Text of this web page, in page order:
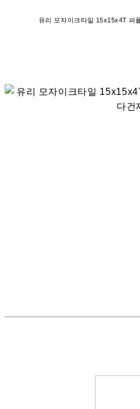
유리 모자이크타일 15x15x4T 퍼